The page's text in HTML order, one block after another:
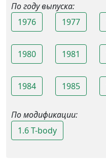
По году выпуска:
1976
1977
1980 1981
1984 1985
По модификации:
1.6 T-body